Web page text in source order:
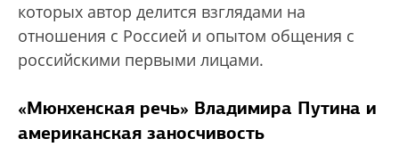
которых автор делится взглядами на
отношения с Россией и опытом общения с
российскими первыми лицами.
«Мюнхенская речь» Владимира Путина и
американская заносчивость